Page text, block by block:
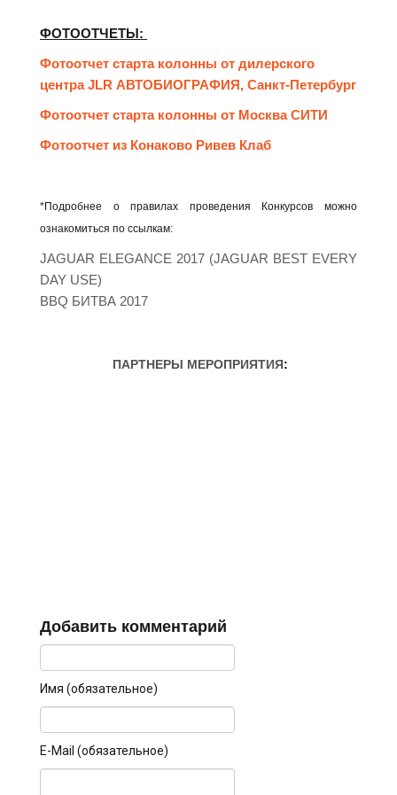
ФОТООТЧЕТЫ:
Фотоотчет старта колонны от дилерского
центра JLR АВТОБИОГРАФИЯ, Санкт-Петербург
Фотоотчет старта колонны от Москва СИТИ
Фотоотчет из Конаково Ривев Клаб
*Подробнее о правилах проведения Конкурсов можно
ознакомиться по ссылкам:
JAGUAR ELEGANCE 2017 (JAGUAR BEST EVERY
DAY USE)
BBQ БИТВА 2017
ПАРТНЕРЫ МЕРОПРИЯТИЯ:
Добавить комментарий
Имя (обязательное)
E-Mail (обязательное)